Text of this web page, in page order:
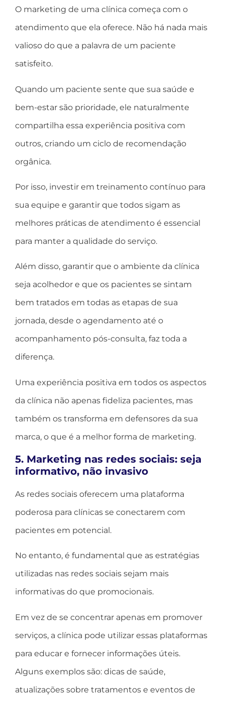
O marketing de uma clínica começa com o
atendimento que ela oferece. Não há nada mais
valioso do que a palavra de um paciente
satisfeito.
Quando um paciente sente que sua saúde e
bem-estar são prioridade, ele naturalmente
compartilha essa experiência positiva com
outros, criando um ciclo de recomendação
orgânica.
Por isso, investir em treinamento contínuo para
sua equipe e garantir que todos sigam as
melhores práticas de atendimento é essencial
para manter a qualidade do serviço.
Além disso, garantir que o ambiente da clínica
seja acolhedor e que os pacientes se sintam
bem tratados em todas as etapas de sua
jornada, desde o agendamento até o
acompanhamento pós-consulta, faz toda a
diferença.
Uma experiência positiva em todos os aspectos
da clínica não apenas fideliza pacientes, mas
também os transforma em defensores da sua
marca, o que é a melhor forma de marketing.
5. Marketing nas redes sociais: seja
informativo, não invasivo
As redes sociais oferecem uma plataforma
poderosa para clínicas se conectarem com
pacientes em potencial.
No entanto, é fundamental que as estratégias
utilizadas nas redes sociais sejam mais
informativas do que promocionais.
Em vez de se concentrar apenas em promover
serviços, a clínica pode utilizar essas plataformas
para educar e fornecer informações úteis.
Alguns exemplos são: dicas de saúde,
atualizações sobre tratamentos e eventos de